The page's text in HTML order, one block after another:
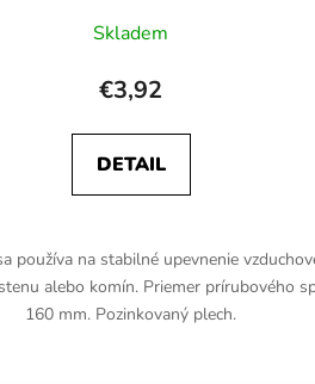
Skladem
€3,92
DETAIL
používa na stabilné upevnenie
alebo komín. Priemer prírubového
160 mm. Pozinkovaný plech.